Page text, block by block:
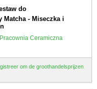
do
Matcha - Miseczka i
Ceramiczna
om de groothandelsprijzen